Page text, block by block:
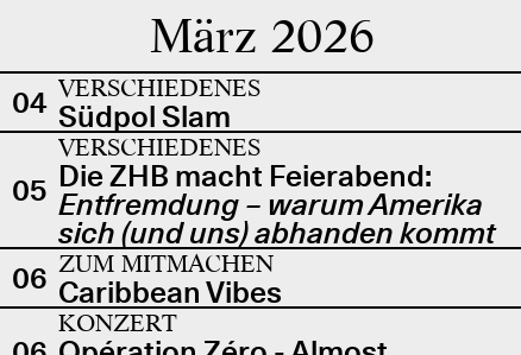
März 2026
04 VERSCHIEDENES
Südpol Slam
05
VERSCHIEDENES
Die ZHB macht Feierabend:
Entfremdung – warum Amerika
sich (und uns) abhanden kommt
06 ZUM MITMACHEN
Caribbean Vibes
KONZERT